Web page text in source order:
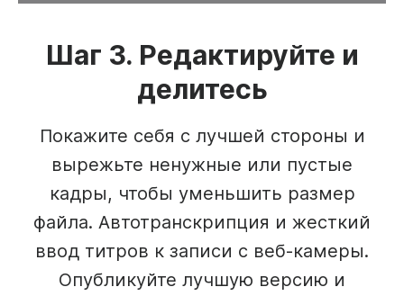
Шаг 3. Редактируйте и
делитесь
Покажите себя с лучшей стороны и
вырежьте ненужные или пустые
кадры, чтобы уменьшить размер
файла. Автотранскрипция и жесткий
ввод титров к записи с веб-камеры.
Опубликуйте лучшую версию и